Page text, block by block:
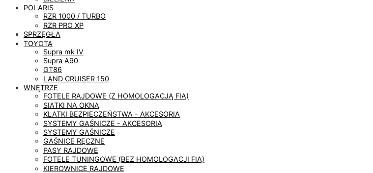
POLARIS
RZR 1000 / TURBO
RZR PRO XP
SPRZĘGŁA
TOYOTA
Supra mk IV
Supra A90
GT86
LAND CRUISER 150
WNĘTRZE
FOTELE RAJDOWE (Z HOMOLOGACJĄ FIA)
SIATKI NA OKNA
KLATKI BEZPIECZEŃSTWA - AKCESORIA
SYSTEMY GAŚNICZE - AKCESORIA
SYSTEMY GAŚNICZE
GAŚNICE RĘCZNE
PASY RAJDOWE
FOTELE TUNINGOWE (BEZ HOMOLOGACJI FIA)
KIEROWNICE RAJDOWE